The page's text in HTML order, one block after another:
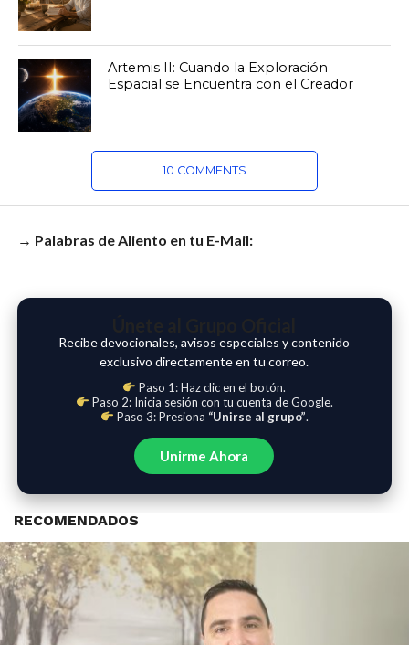
Artemis II: Cuando la Exploración
Espacial se Encuentra con el Creador
10 COMMENTS
→ Palabras de Aliento en tu E-Mail:
Recibe devocionales, avisos especiales y contenido
exclusivo directamente en tu correo.
Paso 1: Haz clic en el botón.
Paso 2: Inicia sesión con tu cuenta de Google.
Paso 3: Presiona “Unirse al grupo”.
Unirme Ahora
RECOMENDADOS